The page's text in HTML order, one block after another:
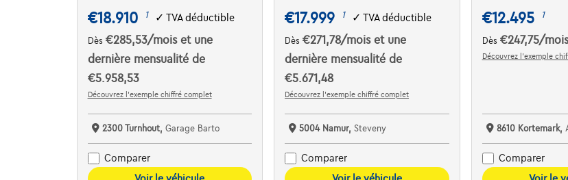
€18.910 1 ✓ TVA déductible
Dès €285,53/mois et une
dernière mensualité de
€5.958,53
Découvrez l’exemple chiffré complet
2300 Turnhout, Garage Barto
Comparer
€17.999 1 ✓TVA déductible
Dès€271,78/moiset une
dernière mensualité de
€5.671,48
Découvrez l’exemple chiffré complet
5004 Namur,Steveny
Comparer
€12.495 1
Dès €247,75/mois
Découvrez l’exemple
8610 Kortemark,
Comparer